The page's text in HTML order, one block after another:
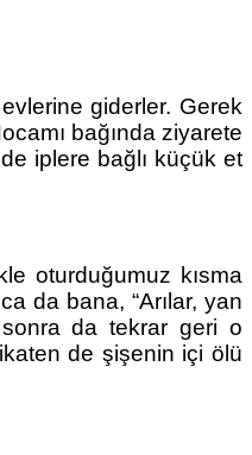
giderler. Gerek
bağında ziyarete
iplere bağlı küçük et
oturduğumuz kısma
da bana, “Arılar, yan
da tekrar geri o
de şişenin içi ölü